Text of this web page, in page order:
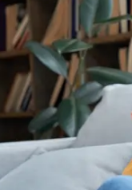
Kinderkonto
Krypto-Wallet
Spendendose
Katzen-